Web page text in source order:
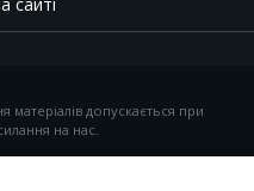
допускається при
на нас.